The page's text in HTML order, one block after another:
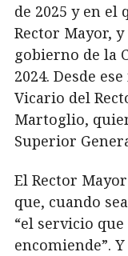
de 2025 y en el
Rector Mayor,
gobierno de la
2024. Desde
Vicario del
Martoglio,
Superior
El Rector
que, cuando
“el servicio que
encomiende”.